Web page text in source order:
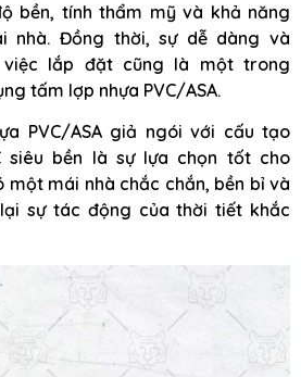
bền, tính thẩm mỹ và khả năng
nhà. Đồng thời, sự dễ dàng và
việc lắp đặt cũng là một trong
tấm lợp nhựa PVC/ASA.
PVC/ASA giả ngói với cấu tạo
siêu bền là sự lựa chọn tốt cho
một mái nhà chắc chắn, bền bỉ và
sự tác động của thời tiết khắc